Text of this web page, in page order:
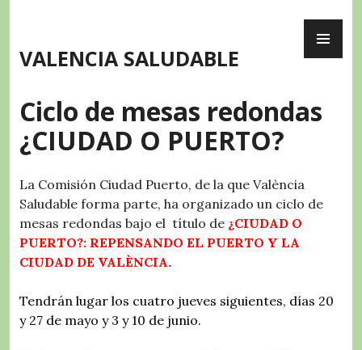
content
VALENCIA SALUDABLE
Ciclo de mesas redondas
¿CIUDAD O PUERTO?
La Comisión Ciudad Puerto, de la que València
Saludable forma parte, ha organizado un ciclo de
mesas redondas bajo el título de ¿CIUDAD O
PUERTO?: REPENSANDO EL PUERTO Y LA
CIUDAD DE VALÈNCIA.
Tendrán lugar los cuatro jueves siguientes, días 20
y 27 de mayo y 3 y 10 de junio.